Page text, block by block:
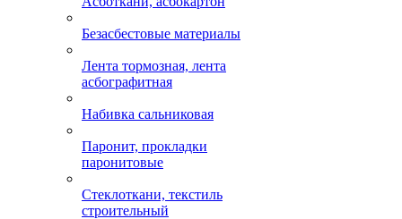
Безасбестовые материалы
Лента тормозная, лента
асбографитная
Набивка сальниковая
Паронит, прокладки
паронитовые
Стеклоткани, текстиль
строительный